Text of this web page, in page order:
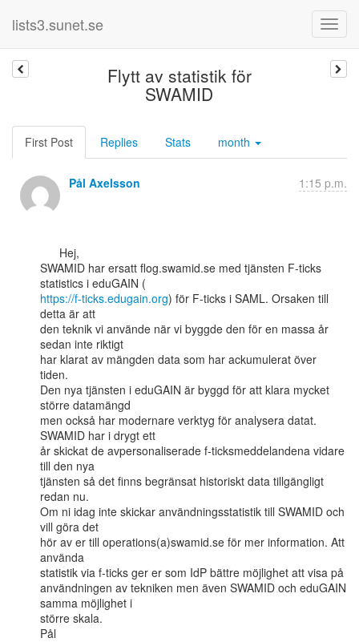
lists3.sunet.se
Flytt av statistik för
SWAMID
First Post Replies Stats month
Pål Axelsson 1:15 p.m.
SWAMID har ersatt flog.swamid.se med tjänsten F-ticks
https://f-ticks.edugain.org) för F-ticks i SAML. Orsaken till
detta är att
den teknik vi använde när vi byggde den för en massa år
sedan inte riktigt
har klarat av mängden data som har ackumulerat över
tiden.
Den nya tjänsten i eduGAIN är byggd för att klara mycket
större datamängd
men också har modernare verktyg för analysera datat.
SWAMID har i drygt ett
år skickat de avpersonaliserade f-ticksmeddelandena vidare
till den nya
tjänsten så det finns begränsat historiskt data tillgängligt
redan nu.
Om ni idag inte skickar användningsstatistik till SWAMID och
vill göra det
hör av er till operations(a)swamid.se för mer information. Att
använda
statistik via f-ticks ger er som IdP bättre möjlighet att visa på
användningen av tekniken men även SWAMID och eduGAIN
samma möjlighet i
större skala.
Pål